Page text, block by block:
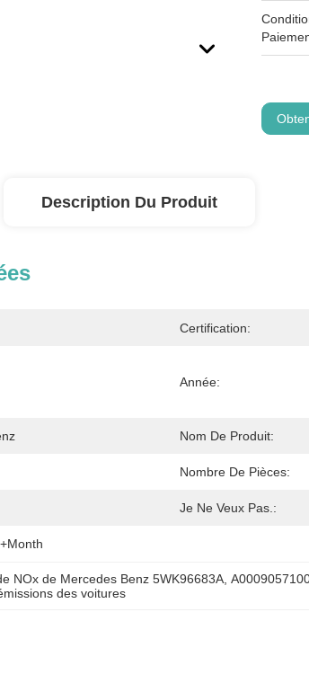
Description Du Produit
Certification:
Année:
Nom De Produit:
Nombre De Pièces:
Je Ne Veux Pas.:
NOx de Mercedes Benz 5WK96683A ,
des voitures